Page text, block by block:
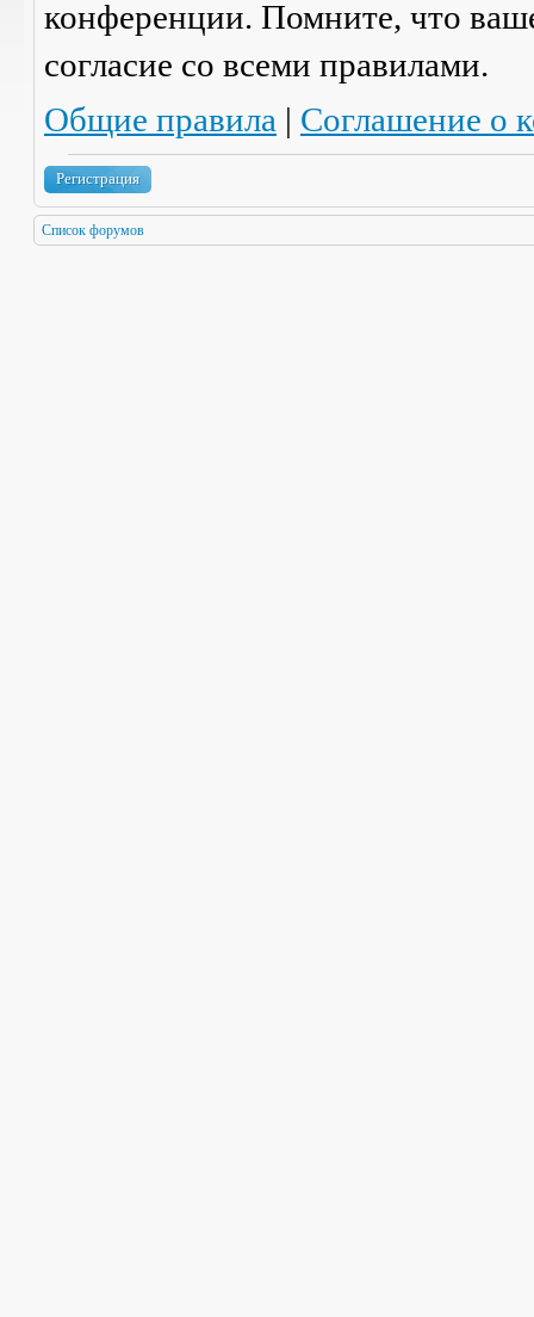
конференции. Помните, что
согласие со всеми правилами.
Общие правила | Соглашение о
Регистрация
Список форумов